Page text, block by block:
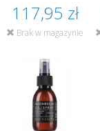
117,95 zł
Brak w magazynie